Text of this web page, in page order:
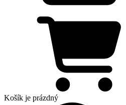
Košík je prázdný